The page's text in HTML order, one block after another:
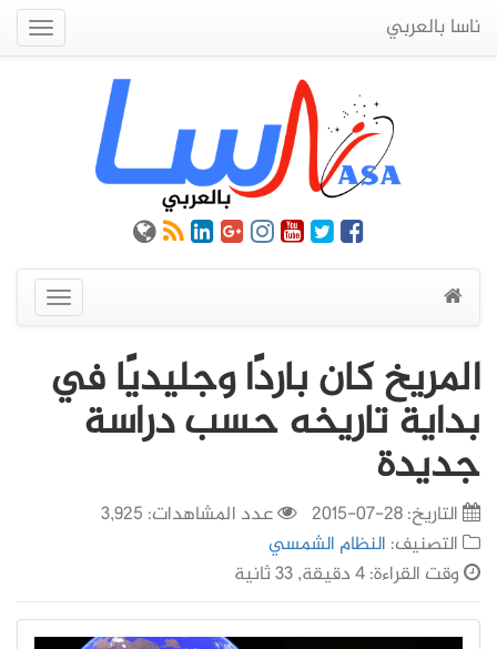
ناسا بالعربي
عرض
القائمة
المريخ كان باردًا وجليديًا في
بداية تاريخه حسب دراسة
جديدة
التاريخ:28-07-2015
عدد المشاهدات: 3,925
التصنيف: النظام الشمسي
وقت القراءة: 4 دقيقة, 33 ثانية